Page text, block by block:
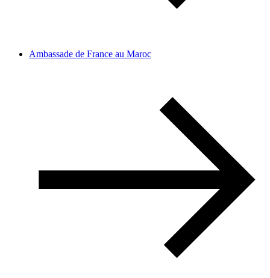
Ambassade de France au Maroc